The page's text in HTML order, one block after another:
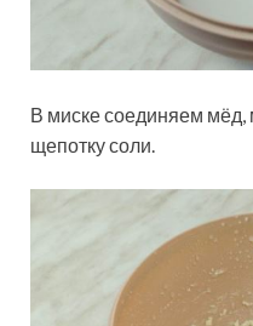
В миске соединяем мёд,
щепотку соли.